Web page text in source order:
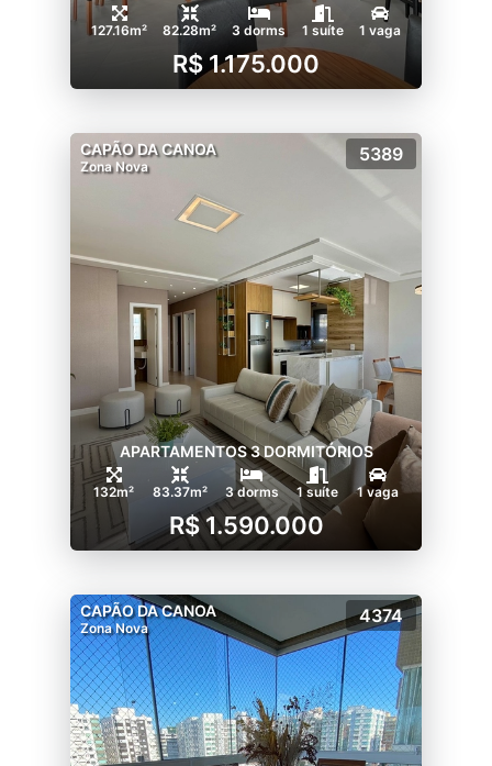
127.16m² 82.28m² 3 dorms 1 suíte 1 vaga
R$ 1.175.000
CAPÃO DA CANOA
Zona Nova
5389
APARTAMENTOS 3 DORMITÓRIOS
132m² 83.37m² 3 dorms 1 suíte 1 vaga
R$ 1.590.000
CAPÃO DA CANOA
Zona Nova
4374